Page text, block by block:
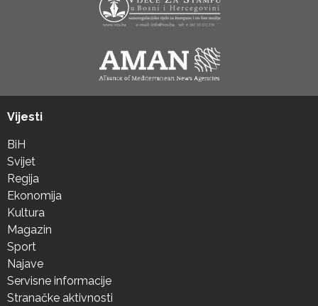
Vijesti
BiH
Svijet
Regija
Ekonomija
Kultura
Magazin
Sport
Najave
Servisne informacije
Stranačke aktivnosti